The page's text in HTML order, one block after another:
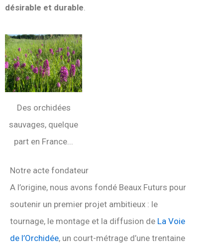
désirable et durable.
Des orchidées
sauvages, quelque
part en France...
Notre acte fondateur
A l’origine, nous avons fondé Beaux Futurs pour
soutenir un premier projet ambitieux : le
tournage, le montage et la diffusion de La Voie
de l’Orchidée, un court-métrage d’une trentaine